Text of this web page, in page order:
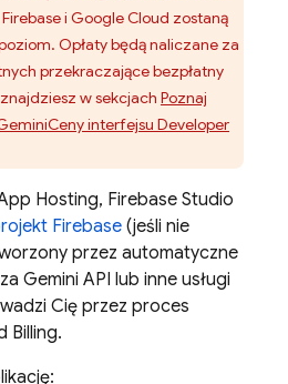
Firebase i Google Cloud zostaną
Opłaty będą naliczane za
przekraczające bezpłatny
w sekcjach Poznaj
Ceny interfejsu Developer
Hosting, Firebase Studio
Firebase (jeśli nie
przez automatyczne
Gemini API lub inne usługi
Cię przez proces
Billing.